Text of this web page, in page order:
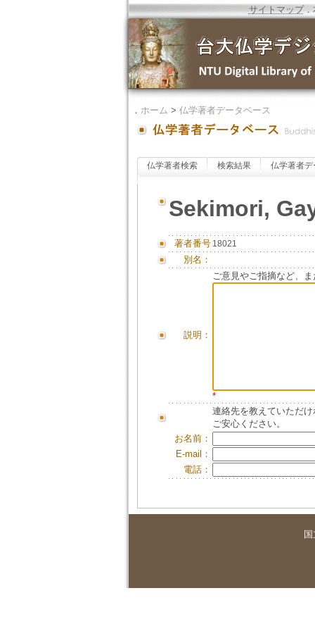
サイトマップ．
． ホーム > 仏学著者データベース
仏学著者検索 検索結果 仏学著者
Sekimori,
著者番号 18021
別名：
説明：
ご意見やご指摘など、
*
連絡先を教えていただ
ご安心ください。
お名前：
E-mail：
電話：